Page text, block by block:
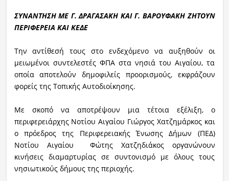
ΣΥΝΑΝΤΗΣΗ ΜΕ Γ. ΔΡΑΓΑΣΑΚΗ ΚΑΙ Γ. ΒΑΡΟΥΦΑΚΗ ΖΗΤΟΥΝ
ΠΕΡΙΦΕΡΕΙΑ ΚΑΙ ΚΕΔΕ
Την αντίθεσή τους στο ενδεχόμενο να αυξηθούν οι
μειωμένοι συντελεστές ΦΠΑ στα νησιά του Αιγαίου, τα
οποία αποτελούν δημοφιλείς προορισμούς, εκφράζουν
φορείς της Τοπικής Αυτοδιοίκησης.
Με σκοπό να αποτρέψουν μια τέτοια εξέλιξη, ο
περιφερειάρχης Νοτίου Αιγαίου Γιώργος Χατζημάρκος και
ο πρόεδρος της Περιφερειακής Ένωσης Δήμων (ΠΕΔ)
Νοτίου Αιγαίου Φώτης Χατζηδιάκος οργανώνουν
κινήσεις διαμαρτυρίας σε συντονισμό με όλους τους
νησιωτικούς δήμους της περιοχής.